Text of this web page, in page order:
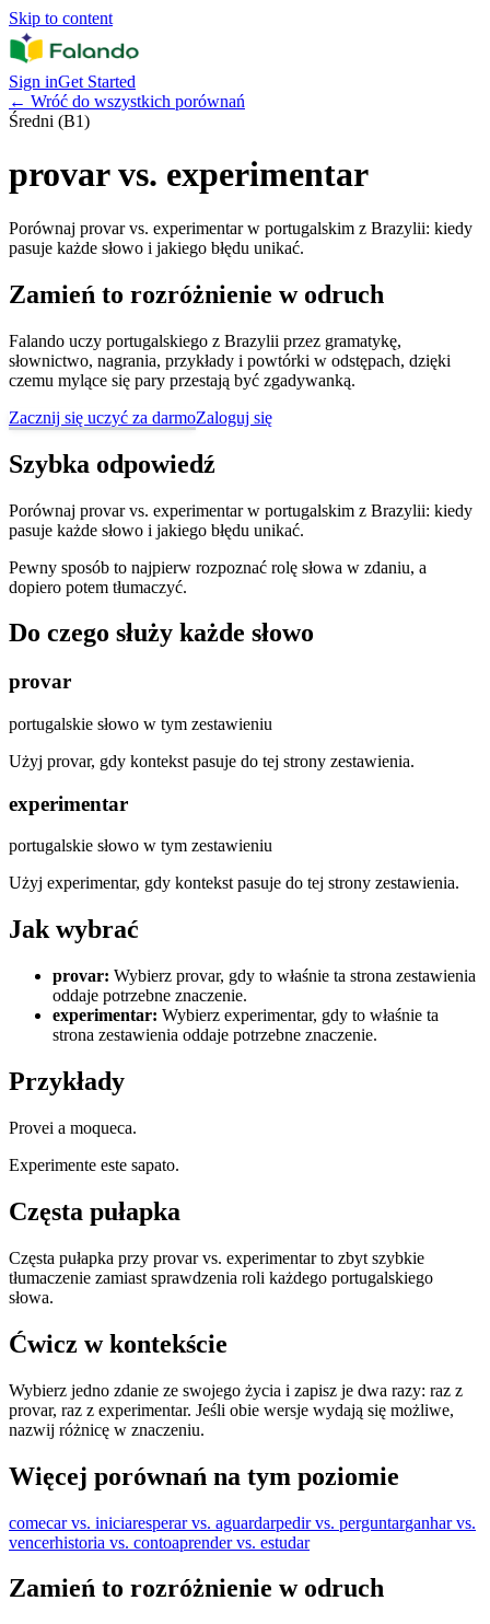
Skip to content
Sign inGet Started
← Wróć do wszystkich porównań
Średni (B1)
provar vs. experimentar
Porównaj provar vs. experimentar w portugalskim z Brazylii: kiedy
pasuje każde słowo i jakiego błędu unikać.
Zamień to rozróżnienie w odruch
Falando uczy portugalskiego z Brazylii przez gramatykę,
słownictwo, nagrania, przykłady i powtórki w odstępach, dzięki
czemu mylące się pary przestają być zgadywanką.
Zacznij się uczyć za darmoZaloguj się
Szybka odpowiedź
Porównaj provar vs. experimentar w portugalskim z Brazylii: kiedy
pasuje każde słowo i jakiego błędu unikać.
Pewny sposób to najpierw rozpoznać rolę słowa w zdaniu, a
dopiero potem tłumaczyć.
Do czego służy każde słowo
provar
portugalskie słowo w tym zestawieniu
Użyj provar, gdy kontekst pasuje do tej strony zestawienia.
experimentar
portugalskie słowo w tym zestawieniu
Użyj experimentar, gdy kontekst pasuje do tej strony zestawienia.
Jak wybrać
provar: Wybierz provar, gdy to właśnie ta strona zestawienia
oddaje potrzebne znaczenie.
experimentar: Wybierz experimentar, gdy to właśnie ta
strona zestawienia oddaje potrzebne znaczenie.
Przykłady
Provei a moqueca.
Experimente este sapato.
Częsta pułapka
Częsta pułapka przy provar vs. experimentar to zbyt szybkie
tłumaczenie zamiast sprawdzenia roli każdego portugalskiego
słowa.
Ćwicz w kontekście
Wybierz jedno zdanie ze swojego życia i zapisz je dwa razy: raz z
provar, raz z experimentar. Jeśli obie wersje wydają się możliwe,
nazwij różnicę w znaczeniu.
Więcej porównań na tym poziomie
comecar vs. iniciaresperar vs. aguardarpedir vs. perguntarganhar vs.
vencerhistoria vs. contoaprender vs. estudar
Zamień to rozróżnienie w odruch